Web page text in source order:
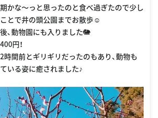
かな〜っと思ったのと食べ過ぎたので少し
とで井の頭公園までお散歩☺︎
、動物園にも入りました🐘
円！
時間前とギリギリだったのもあり、動物も
いる姿に癒されました♪